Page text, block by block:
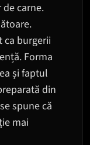
carne.
ca burgerii
Forma
și faptul
din
spune că
mai